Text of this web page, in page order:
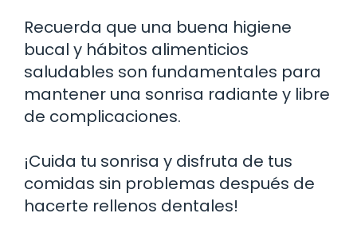
Recuerda que una buena higiene
bucal y hábitos alimenticios
saludables son fundamentales para
mantener una sonrisa radiante y libre
de complicaciones.
¡Cuida tu sonrisa y disfruta de tus
comidas sin problemas después de
hacerte rellenos dentales!